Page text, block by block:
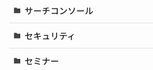
サーチコンソール
セキュリティ
セミナー